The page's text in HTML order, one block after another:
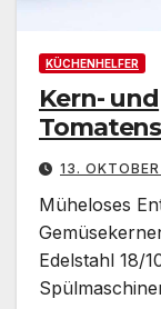
KÜCHENHELFER
Kern- und
13.
Müheloses
Edelstahl 18/